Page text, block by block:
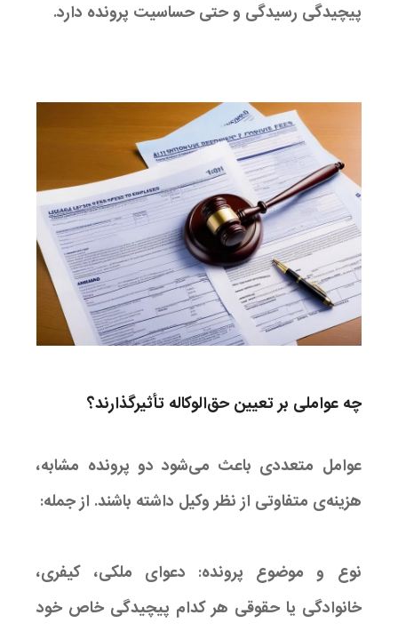
پیچیدگی رسیدگی و حتی حساسیت پرونده دارد.
چه عواملی بر تعیین حق‌الوکاله تأثیرگذارند؟
عوامل متعددی باعث می‌شود دو پرونده‌ مشابه،
هزینه‌ی متفاوتی از نظر وکیل داشته باشند. از جمله:
نوع و موضوع پرونده: دعوای ملکی، کیفری،
خانوادگی یا حقوقی هر کدام پیچیدگی خاص خود